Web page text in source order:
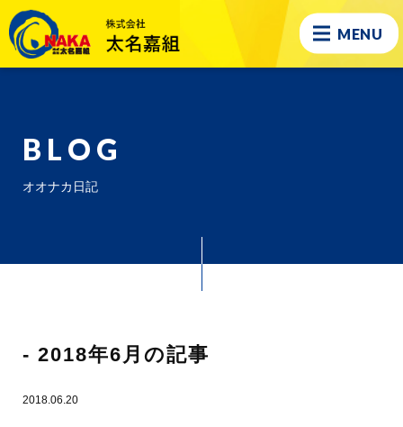
MENU
BLOG
オオナカ日記
- 2018年6月の記事
2018.06.20